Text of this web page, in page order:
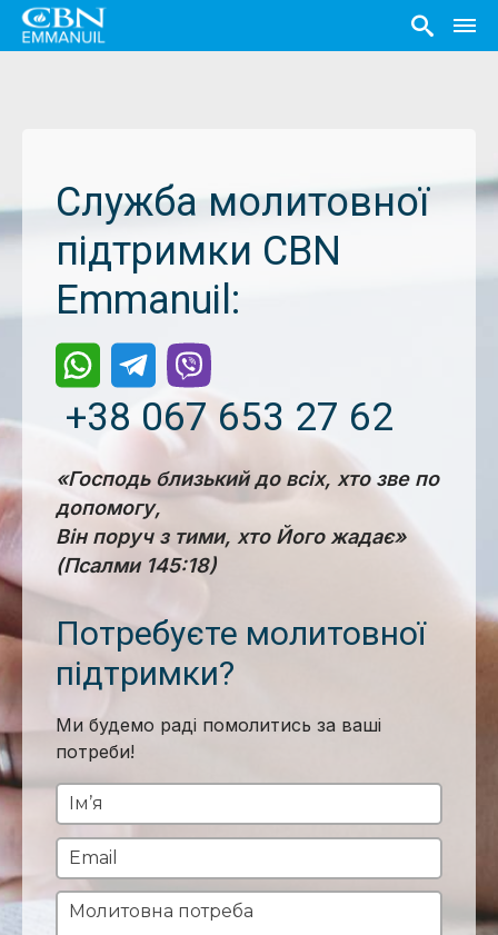
Служба молитовної
підтримки CBN
Emmanuil:
+38 067 653 27 62
«Господь близький до всіх, хто зве по
допомогу,
Він поруч з тими, хто Його жадає»
(Псалми 145:18)
Потребуєте молитовної
підтримки?
Ми будемо раді помолитись за ваші
потреби!
Ім’я
Email
Молитовна потреба